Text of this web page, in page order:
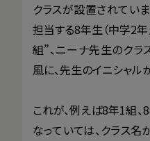
クラスが設置されてい
担当する8年生（中学2
組”、ニーナ先生のク
風に、先生のイニシャル
これが、例えば8年1組
なっていては、クラス